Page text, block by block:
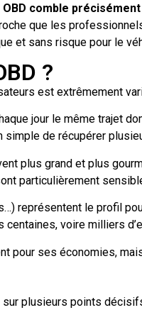
OBD comble
que les
et sans risque pour le
?
est extrêmement
jour le même trajet
de récupérer
plus grand et plus
particulièrement
représentent le profil
voire milliers
pour ses économies,
plusieurs points